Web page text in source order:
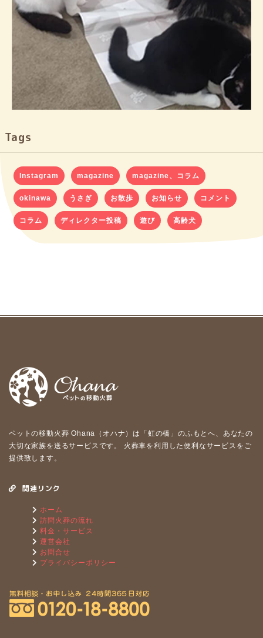
Tags
Instagram magazine magazine、コラム
okinawa うさぎ お散歩 お知らせ コメント
コラム ディレクター投稿 遊び 高齢犬
ペットの移動⽕葬 Ohana（オハナ）は「虹の橋」のふもとへ、あなたの
⼤切な家族を送るサービスです。 ⽕葬⾞を利⽤した便利なサービスをご
提供致します。
関連リンク
ホーム
訪問火葬の流れ
料金・サービス
運営会社
お問合せ
プライバシーポリシー